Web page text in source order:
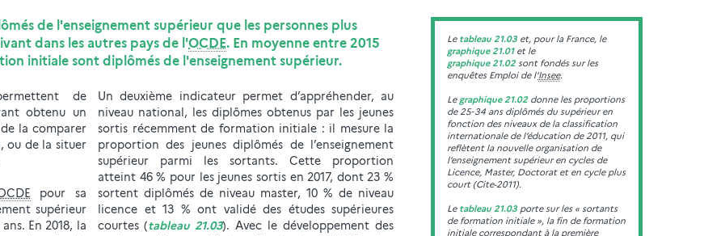
de l'enseignement supérieur que les personnes plus
dans les autres pays de l'OCDE. En moyenne entre 2015
initiale sont diplômés de l'enseignement supérieur.
de
obtenu un
la comparer
ou de la situer
pour sa
supérieur
En 2018, la
Un deuxième indicateur permet d’appréhender, au
niveau national, les diplômes obtenus par les jeunes
sortis récemment de formation initiale : il mesure la
proportion des jeunes diplômés de l’enseignement
supérieur parmi les sortants. Cette proportion
atteint 46 % pour les jeunes sortis en 2017, dont 23 %
sortent diplômés de niveau master, 10 % de niveau
licence et 13 % ont validé des études supérieures
courtes (tableau 21.03). Avec le développement des
Le tableau 21.03et, pour la France, le
graphique 21.01et le
graphique 21.02sont fondés sur les
enquêtes Emploi de l'Insee.
Le graphique 21.02donne les proportions
de 25‑34 ans diplômés du supérieur en
fonction des niveaux de la classification
internationale de l’éducation de 2011, qui
reflètent la nouvelle organisation de
l’enseignement supérieur en cycles de
Licence, Master, Doctorat et en cycle plus
court (Cite-2011).
Le tableau 21.03porte sur les « sortants
de formation initiale », la fin de formation
initiale correspondant à la première